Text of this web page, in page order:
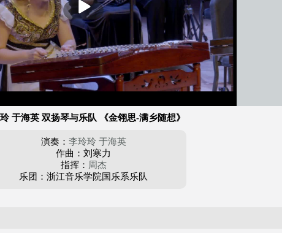
放
于海英 双扬琴与乐队 《金翎思-满乡随想》
演奏： 李玲玲 于海英
作曲：刘寒力
指挥： 周杰
乐团：浙江音乐学院国乐系乐队